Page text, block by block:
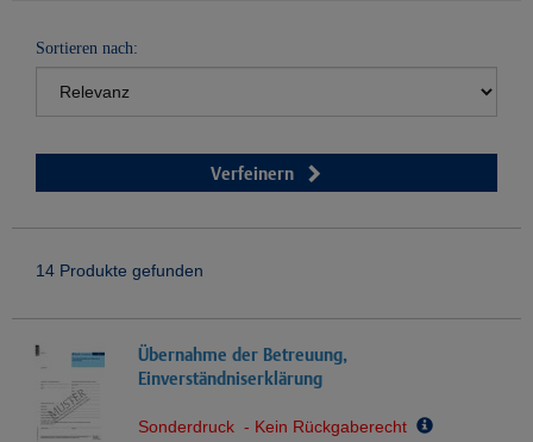
Sortieren nach:
Verfeinern
14 Produkte gefunden
Übernahme der Betreuung,
Einverständniserklärung
Sonderdruck - Kein Rückgaberecht